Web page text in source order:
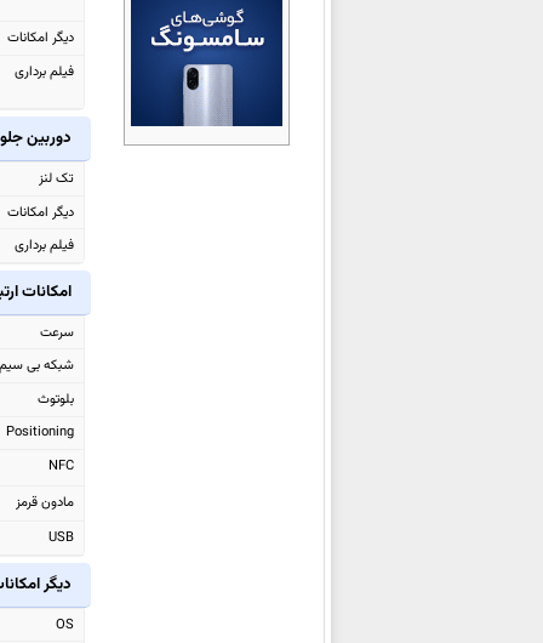
ویوو iQOO 15 Ultra
دیگر امکانات
فیلم برداری
دوربین
تک لنز
دیگر امکانات
فیلم برداری
امکانات
سرعت
شبکه بی سیم
بلوتوث
Positioning
NFC
مادون قرمز
USB
دیگر
OS